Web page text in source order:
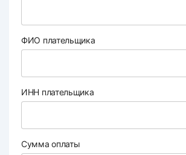
ФИО плательщика
ИНН плательщика
Сумма оплаты